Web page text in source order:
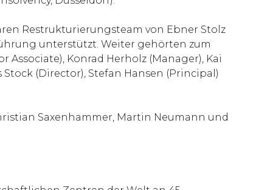
Restrukturierungsteam von Ebner Stolz
unterstützt. Weiter gehörten zum
Associate), Konrad Herholz (Manager), Kai
(Director), Stefan Hansen (Principal)
Saxenhammer, Martin Neumann und